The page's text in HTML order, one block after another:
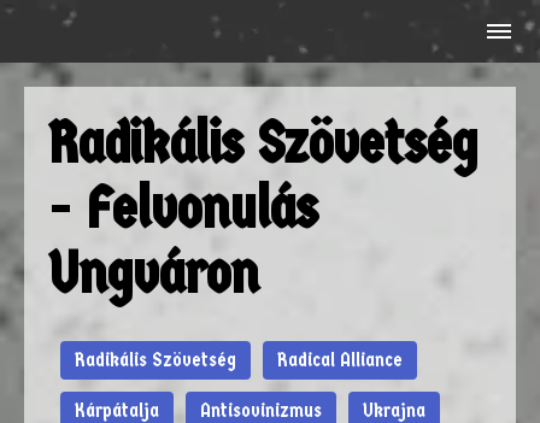
Radikális Szövetség
- Felvonulás
Ungváron
Radikális Szövetség Radical Alliance
Kárpátalja Antisovinizmus Ukrajna